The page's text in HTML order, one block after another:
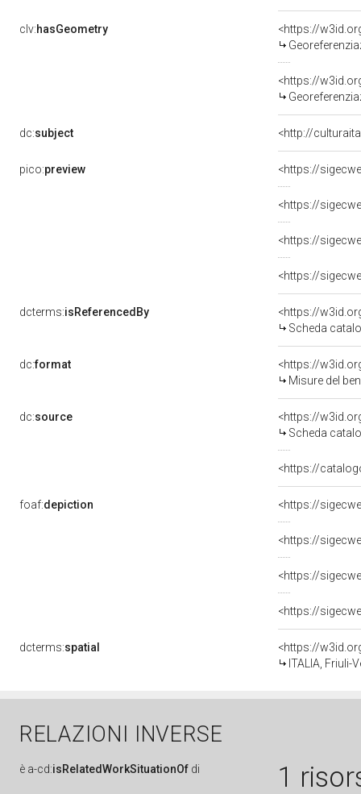
clv:hasGeometry
<https://
<https://
dc:subject <http://
pico:preview <https://
<https://
<https://
<https://
dcterms:isReferencedBy
<https://
Scheda
dc:format
<https://
Misure del
dc:source
<https://
Scheda
<https://
foaf:depiction <https://
<https://
<https://
<https://
dcterms:spatial
<https://
ITALIA, Friuli-
RELAZIONI INVERSE
è a-cd:isRelatedWorkSituationOf di 1